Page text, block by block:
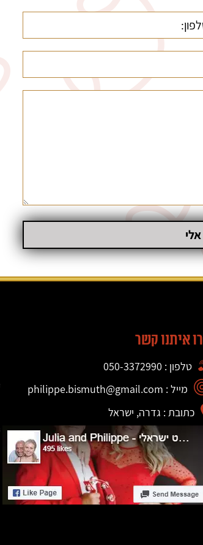
איתנו קשר
טלפון : 050-3372990
מייל : philippe.bismuth@gmail.com
כתובת : גדרה, ישראל